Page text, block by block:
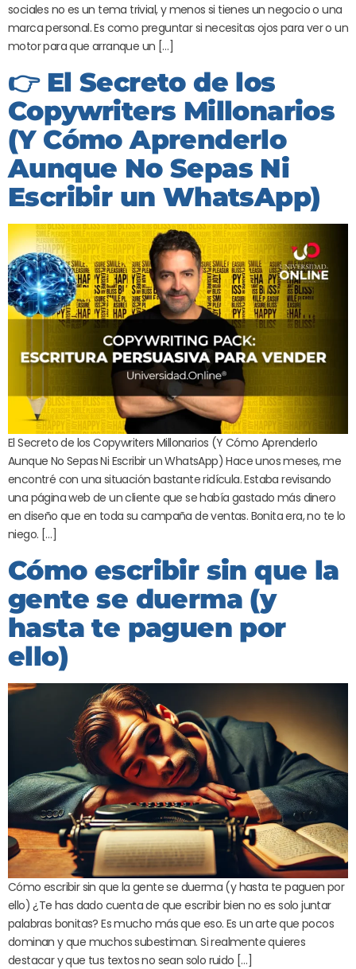
sociales no es un tema trivial, y menos si tienes un negocio o una
marca personal. Es como preguntar si necesitas ojos para ver o un
motor para que arranque un […]
👉 El Secreto de los
Copywriters Millonarios
(Y Cómo Aprenderlo
Aunque No Sepas Ni
Escribir un WhatsApp)
El Secreto de los Copywriters Millonarios (Y Cómo Aprenderlo
Aunque No Sepas Ni Escribir un WhatsApp) Hace unos meses, me
encontré con una situación bastante ridícula. Estaba revisando
una página web de un cliente que se había gastado más dinero
en diseño que en toda su campaña de ventas. Bonita era, no te lo
niego. […]
Cómo escribir sin que la
gente se duerma (y
hasta te paguen por
ello)
Cómo escribir sin que la gente se duerma (y hasta te paguen por
ello) ¿Te has dado cuenta de que escribir bien no es solo juntar
palabras bonitas? Es mucho más que eso. Es un arte que pocos
dominan y que muchos subestiman. Si realmente quieres
destacar y que tus textos no sean solo ruido […]